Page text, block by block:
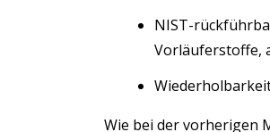
NIST-
Vorläuferstoffe,
Wie bei der vorherigen